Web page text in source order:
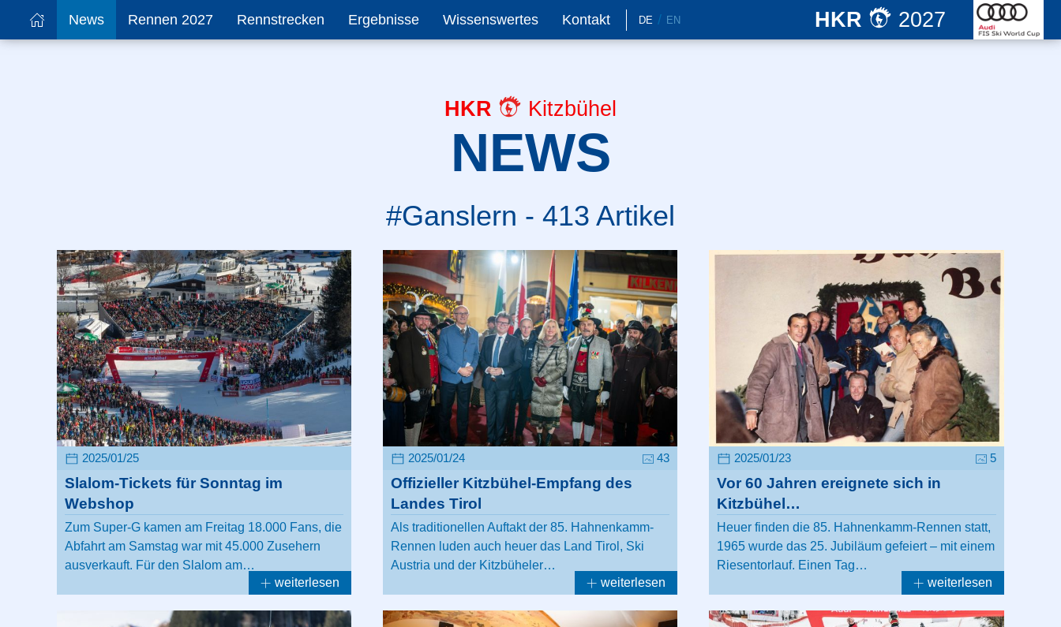
News Rennen 2027 Rennstrecken Ergebnisse Wissenswertes Kontakt DE EN HKR 2027
HKR Kitzbühel
NEWS
#Ganslern - 413 Artikel
2025/01/25
Slalom-Tickets für Sonntag im
Webshop
Zum Super-G kamen am Freitag 18.000 Fans, die
Abfahrt am Samstag war mit 45.000 Zusehern
ausverkauft. Für den Slalom am…
weiterlesen
2025/01/24 43
Offizieller Kitzbühel-Empfang des
Landes Tirol
Als traditionellen Auftakt der 85. Hahnenkamm-
Rennen luden auch heuer das Land Tirol, Ski
Austria und der Kitzbüheler…
weiterlesen
2025/01/23 5
Vor 60 Jahren ereignete sich in
Kitzbühel…
Heuer finden die 85. Hahnenkamm-Rennen statt,
1965 wurde das 25. Jubiläum gefeiert – mit einem
Riesentorlauf. Einen Tag…
weiterlesen